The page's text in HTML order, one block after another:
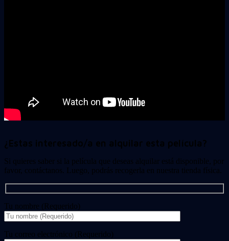
¿Estas interesado/a en alquilar esta película?
Si quieres saber si la película que deseas alquilar está disponible, por
favor, contáctanos. Luego, podrás recogerla en nuestra tienda física.
Tu nombre (Requerido)
Tu correo electrónico (Requerido)